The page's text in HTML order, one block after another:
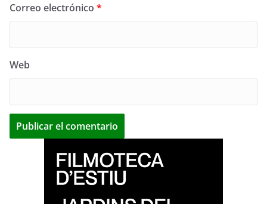
Correo electrónico *
Web